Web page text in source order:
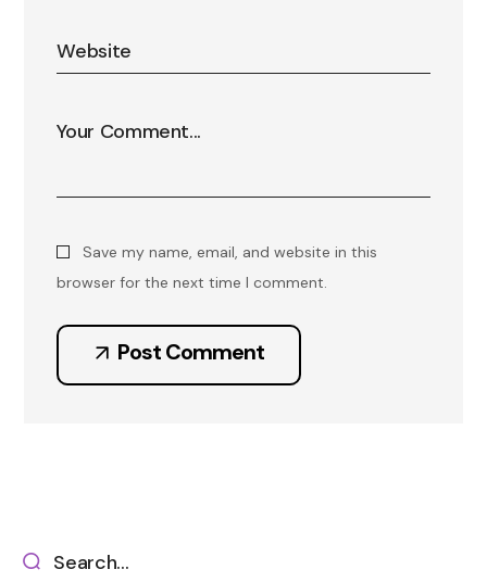
Save my name, email, and website in this
browser for the next time I comment.
Post Comment